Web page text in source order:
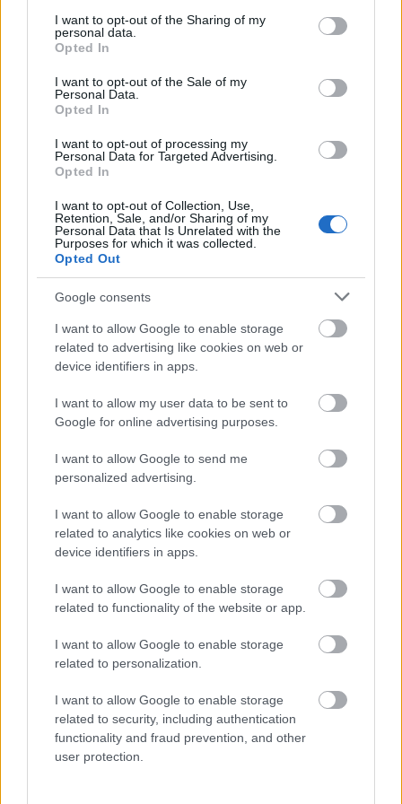
not limited to your visit or usage behaviour. You may click to
grant or deny consent to Google and its third-party tags to
use your data for below specified purposes in below Google
consent section.
I want to opt-out of the Sharing of my
personal data.
Opted In
I want to opt-out of the Sale of my
Personal Data.
Opted In
I want to opt-out of processing my
Personal Data for Targeted Advertising.
Opted In
I want to opt-out of Collection, Use,
Retention, Sale, and/or Sharing of my
Personal Data that Is Unrelated with the
Purposes for which it was collected.
Opted Out
Google consents
I want to allow Google to enable storage
related to advertising like cookies on web or
device identifiers in apps.
I want to allow my user data to be sent to
Google for online advertising purposes.
I want to allow Google to send me
personalized advertising.
I want to allow Google to enable storage
related to analytics like cookies on web or
device identifiers in apps.
I want to allow Google to enable storage
related to functionality of the website or app.
I want to allow Google to enable storage
related to personalization.
I want to allow Google to enable storage
related to security, including authentication
functionality and fraud prevention, and other
user protection.
hogy begipszelt lábbal legyalogolja a Blaha
Lujza tér - Nyugati tér távolságot ónos
esőben, egy nagy hátizsákkal).
Sejtésem szerint egy Békásmegyeren
közlekedő busz foglalná el a 106-os helyét,
hiszen a közel egy éve újonnan épült
kihasználatlanul (nagyon remélem), viszont
azzal nem számolnak az ötlet kiagyalói,
hogy nem véletlenül megy arra annyi busz.
A 106-os, és a békásmegyeri buszok külön-
külön is tele vannak csúcsidőben. Ha a Pók
utcai lakótelepre egy félig vagy teljesen teli
busz érkezik, már nem fér fel rá a szokásos
adatok alapján tűnt úgy, hogy a 106-os
kihasználatlan járat, mikor ünnepnapokon,
korán reggel is tele van bárki meggyőződhet
erről, aki tényleg felszáll rá, és nem csak
térképeket és vonalakat néz -, nem beszélve
arról, amelyik késő este közlekedik. Még
talán arra is igény lenne, hogy egész éjjel
ajánljanak egy elviselhető alternatívát a
busz helyett, különben csak emiatt a járat
miatt több ezer ember kényszerül autóba,